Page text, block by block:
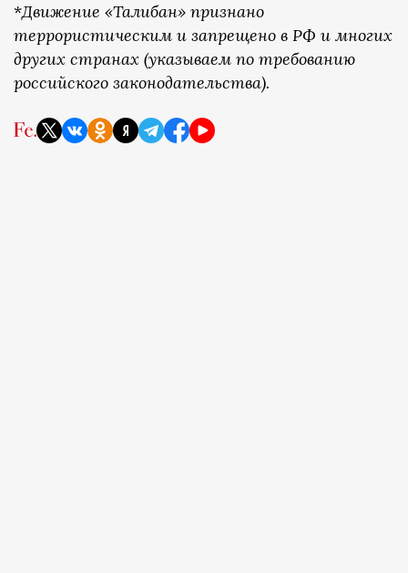
*Движение «Талибан» признано
террористическим и запрещено в РФ и многих
других странах (указываем по требованию
российского законодательства).